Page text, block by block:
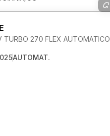
TURBO 270 FLEX AUTOMATICO
AUTOMAT.